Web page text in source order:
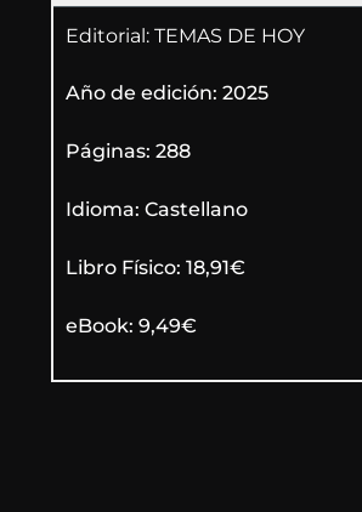
Editorial: TEMAS DE HOY
Año de edición: 2025
Páginas: 288
Idioma: Castellano
Libro Físico: 18,91€
eBook: 9,49€